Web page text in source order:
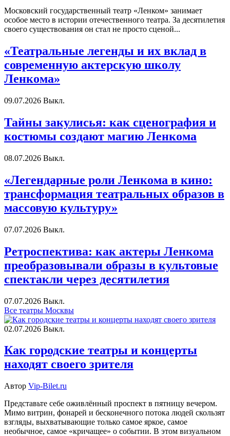
Московский государственный театр «Ленком» занимает
особое место в истории отечественного театра. За десятилетия
своего существования он стал не просто сценой...
«Театральные легенды и их вклад в
современную актерскую школу
Ленкома»
09.07.2026 Выкл.
Тайны закулисья: как сценография и
костюмы создают магию Ленкома
08.07.2026 Выкл.
«Легендарные роли Ленкома в кино:
трансформация театральных образов в
массовую культуру»
07.07.2026 Выкл.
Ретроспектива: как актеры Ленкома
преобразовывали образы в культовые
спектакли через десятилетия
07.07.2026 Выкл.
Все театры Москвы
02.07.2026 Выкл.
Как городские театры и концерты
находят своего зрителя
Автор Vip-Bilet.ru
Представьте себе оживлённый проспект в пятницу вечером.
Мимо витрин, фонарей и бесконечного потока людей скользят
взгляды, выхватывающие только самое яркое, самое
необычное, самое «кричащее» о событии. В этом визуальном